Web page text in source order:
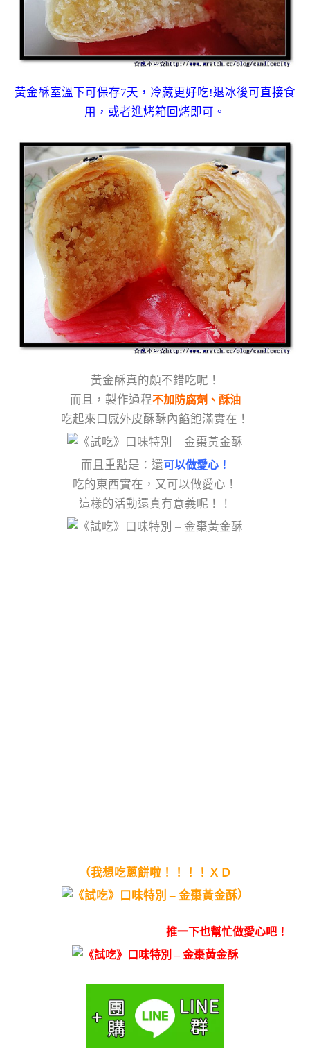
黃金酥室溫下可保存7天，冷藏更好吃!退冰後可直接食
用，或者進烤箱回烤即可。
黃金酥真的頗不錯吃呢！
而且，製作過程不加防腐劑、酥油
吃起來口感外皮酥酥內餡飽滿實在！
而且重點是：還可以做愛心！
吃的東西實在，又可以做愛心！
這樣的活動還真有意義呢！！
（我想吃蔥餅啦！！！！ＸＤ
）
推一下也幫忙做愛心吧！